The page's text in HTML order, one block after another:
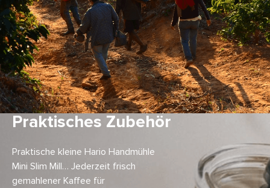
Praktisches Zubehör
Praktische kleine Hario Handmühle
Mini Slim Mill… Jederzeit frisch
gemahlener Kaffee für